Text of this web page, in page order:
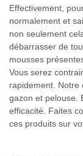
Effectivement,
normalement et
non seulement
débarrasser de
mousses
Vous serez
rapidement. Notre
gazon et pelouse.
efficacité. Faites
ces produits sur